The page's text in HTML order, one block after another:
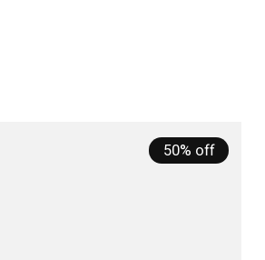
50% off